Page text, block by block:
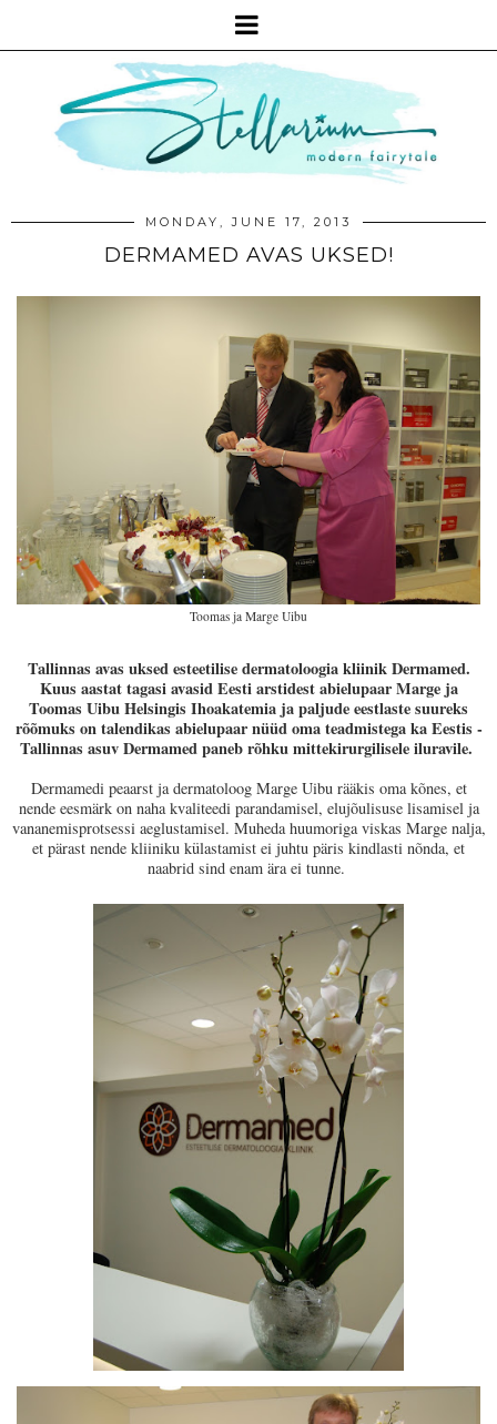
MONDAY, JUNE 17, 2013
DERMAMED AVAS UKSED!
Toomas ja Marge Uibu
Tallinnas avas uksed esteetilise dermatoloogia kliinik Dermamed.
Kuus aastat tagasi avasid Eesti arstidest abielupaar Marge ja
Toomas Uibu Helsingis Ihoakatemia ja paljude eestlaste suureks
rõõmuks on talendikas abielupaar nüüd oma teadmistega ka Eestis -
Tallinnas asuv Dermamed paneb rõhku mittekirurgilisele iluravile.
Dermamedi peaarst ja dermatoloog Marge Uibu rääkis oma kõnes, et
nende eesmärk on naha kvaliteedi parandamisel, elujõulisuse lisamisel ja
vananemisprotsessi aeglustamisel. Muheda huumoriga viskas Marge nalja,
et pärast nende kliiniku külastamist ei juhtu päris kindlasti nõnda, et
naabrid sind enam ära ei tunne.